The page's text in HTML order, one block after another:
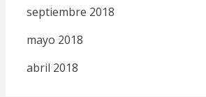
septiembre 2018
mayo 2018
abril 2018